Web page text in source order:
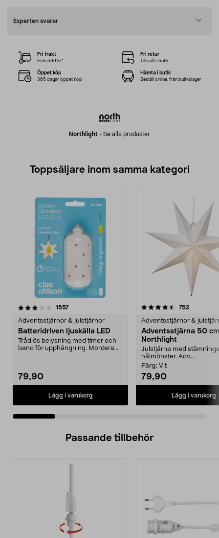
Experten svarar
Northlight - Se alla produkter
Fri frakt
Från 599 kr*
Fri retur
Till valfri butik
Öppet köp
365 dagar öppet köp
Hämta i butik
Beställ online, från butikslager
Toppsäljare inom samma kategori
1557recensioner
Adventsstjärnor & julstjärnor
Batteridriven ljuskälla LED
Trådlös belysning med timer och
band för upphängning. Montera
79,90
Lägg i varukorg
4.5 av 5 stjärnor 752
Adventsstjärnor &
Adventsstjärna 50
Northlight
Julstjärna med
hålmönster. Adv...
Färg: Vit
79,90
Lägg i varukorg
4.0 av 5 stjärnor
Passande tillbehör